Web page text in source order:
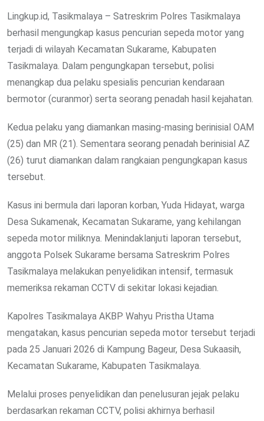
Lingkup.id, Tasikmalaya – Satreskrim Polres Tasikmalaya
berhasil mengungkap kasus pencurian sepeda motor yang
terjadi di wilayah Kecamatan Sukarame, Kabupaten
Tasikmalaya. Dalam pengungkapan tersebut, polisi
menangkap dua pelaku spesialis pencurian kendaraan
bermotor (curanmor) serta seorang penadah hasil kejahatan.
Kedua pelaku yang diamankan masing-masing berinisial OAM
(25) dan MR (21). Sementara seorang penadah berinisial AZ
(26) turut diamankan dalam rangkaian pengungkapan kasus
tersebut.
Kasus ini bermula dari laporan korban, Yuda Hidayat, warga
Desa Sukamenak, Kecamatan Sukarame, yang kehilangan
sepeda motor miliknya. Menindaklanjuti laporan tersebut,
anggota Polsek Sukarame bersama Satreskrim Polres
Tasikmalaya melakukan penyelidikan intensif, termasuk
memeriksa rekaman CCTV di sekitar lokasi kejadian.
Kapolres Tasikmalaya AKBP Wahyu Pristha Utama
mengatakan, kasus pencurian sepeda motor tersebut terjadi
pada 25 Januari 2026 di Kampung Bageur, Desa Sukaasih,
Kecamatan Sukarame, Kabupaten Tasikmalaya.
Melalui proses penyelidikan dan penelusuran jejak pelaku
berdasarkan rekaman CCTV, polisi akhirnya berhasil